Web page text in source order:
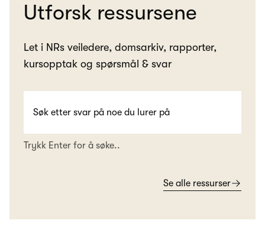
Utforsk ressursene
Let i NRs veiledere, domsarkiv, rapporter,
kursopptak og spørsmål & svar
Trykk Enter for å søke..
Se alle ressurser